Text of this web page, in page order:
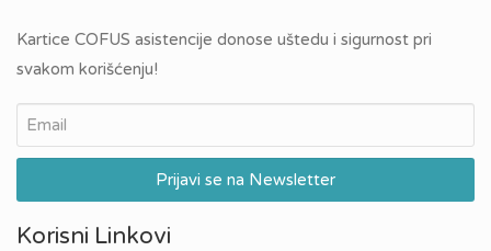
Kartice COFUS asistencije donose uštedu i sigurnost pri
svakom korišćenju!
Korisni Linkovi